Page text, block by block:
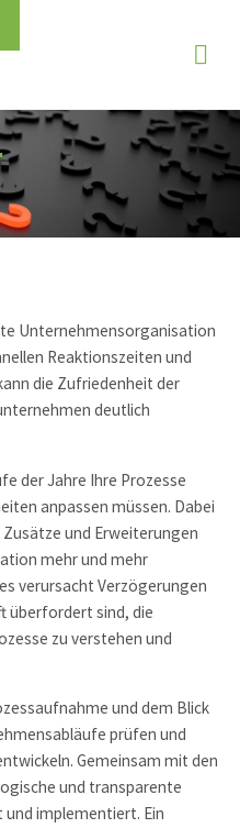
Unternehmensorganisation
Reaktionszeiten und
die Zufriedenheit der
deutlich
der Jahre Ihre Prozesse
anpassen müssen. Dabei
und Erweiterungen
mehr und mehr
verursacht Verzögerungen
überfordert sind, die
zu verstehen und
und dem Blick
prüfen und
Gemeinsam mit den
und transparente
implementiert. Ein